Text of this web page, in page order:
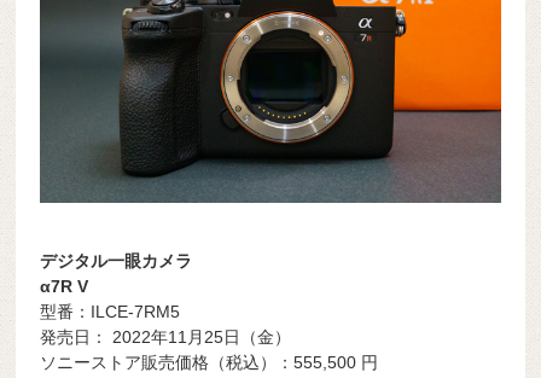
デジタル一眼カメラ
α7R V
型番：ILCE-7RM5
発売日： 2022年11月25日（金）
ソニーストア販売価格（税込）：555,500 円